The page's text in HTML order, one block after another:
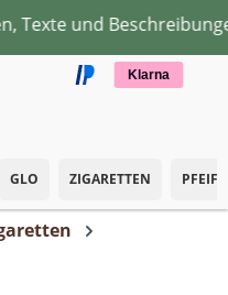
Texte und
Klarna
GLO ZIGARETTEN